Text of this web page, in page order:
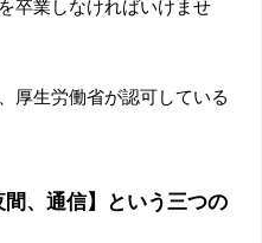
卒業しなければいけませ
厚生労働省が認可している
、通信】という三つの